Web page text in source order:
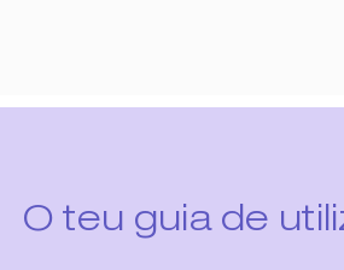
O teu guia de